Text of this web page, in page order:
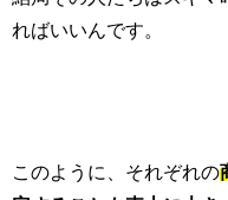
ればいいんです。
このように、それぞれの